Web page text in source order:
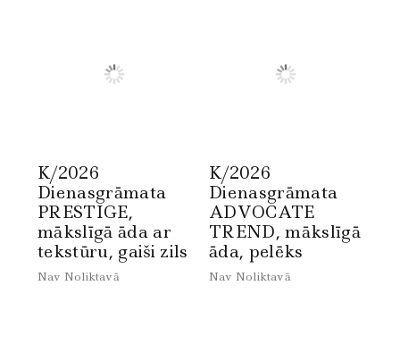
K/2026
Dienasgrāmata
PRESTIGE,
mākslīgā āda ar
tekstūru, gaiši zils
Nav Noliktavā
K/2026
Dienasgrāmata
ADVOCATE
TREND, mākslīgā
āda, pelēks
Nav Noliktavā